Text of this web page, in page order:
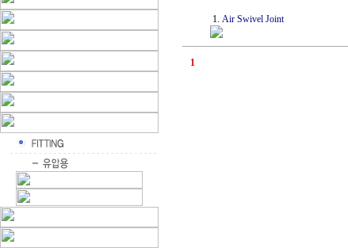
1. Air Swivel Joint
1